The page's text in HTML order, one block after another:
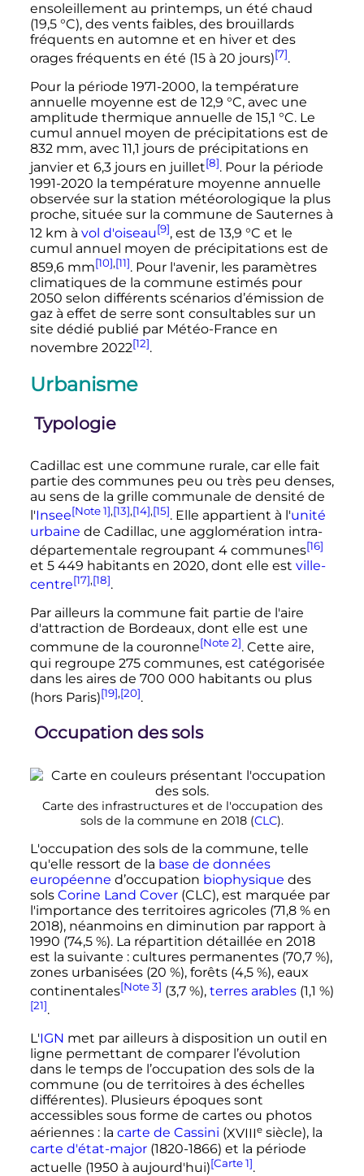
ensoleillement au printemps, un été chaud
(19,5 °C), des vents faibles, des brouillards
fréquents en automne et en hiver et des
orages fréquents en été (15 à 20 jours)[7].
Pour la période 1971-2000, la température
annuelle moyenne est de 12,9 °C, avec une
amplitude thermique annuelle de 15,1 °C. Le
cumul annuel moyen de précipitations est de
832 mm, avec 11,1 joursde précipitations en
janvier et 6,3 joursen juillet[8]. Pour la période
1991-2020 la température moyenne annuelle
observée sur la station météorologique la plus
proche, située sur la commune de Sauternes à
12 km à vol d'oiseau[9], est de 13,9 °C et le
cumul annuel moyen de précipitations est de
859,6 mm[10],[11]. Pour l'avenir, les paramètres
climatiques de la commune estimés pour
2050 selon différents scénarios d’émission de
gaz à effet de serre sont consultables sur un
site dédié publié par Météo-France en
novembre 2022[12].
Urbanisme
Typologie
Cadillac est une commune rurale, car elle fait
partie des communes peu ou très peu denses,
au sens de la grille communale de densité de
l'Insee[Note 1],[13],[14],[15]. Elle appartient à l'unité
urbaine de Cadillac, une agglomération intra-
départementale regroupant 4 communes[16]
et 5 449 habitantsen 2020, dont elle est ville-
centre[17],[18].
Par ailleurs la commune fait partie de l'aire
d'attraction de Bordeaux, dont elle est une
commune de la couronne[Note 2]. Cette aire,
qui regroupe 275 communes, est catégorisée
dans les aires de 700 000 habitantsou plus
(hors Paris)[19],[20].
Occupation des sols
Carte des infrastructures et de l'occupation des
sols de la commune en 2018 (CLC).
L'occupation des sols de la commune, telle
qu'elle ressort de la base de données
européenne d’occupation biophysique des
sols Corine Land Cover(CLC), est marquée par
l'importance des territoires agricoles (71,8 % en
2018), néanmoins en diminution par rapport à
1990 (74,5 %). La répartition détaillée en 2018
est la suivante : cultures permanentes (70,7 %),
zones urbanisées (20 %), forêts (4,5 %), eaux
continentales[Note 3] (3,7 %), terres arables(1,1 %)
[21].
L'IGN met par ailleurs à disposition un outil en
ligne permettant de comparer l’évolution
dans le temps de l’occupation des sols de la
commune (ou de territoires à des échelles
différentes). Plusieurs époques sont
accessibles sous forme de cartes ou photos
aériennes : la carte de Cassini (XVIIIe siècle), la
carte d'état-major(1820-1866) et la période
actuelle (1950 à aujourd'hui)[Carte 1].